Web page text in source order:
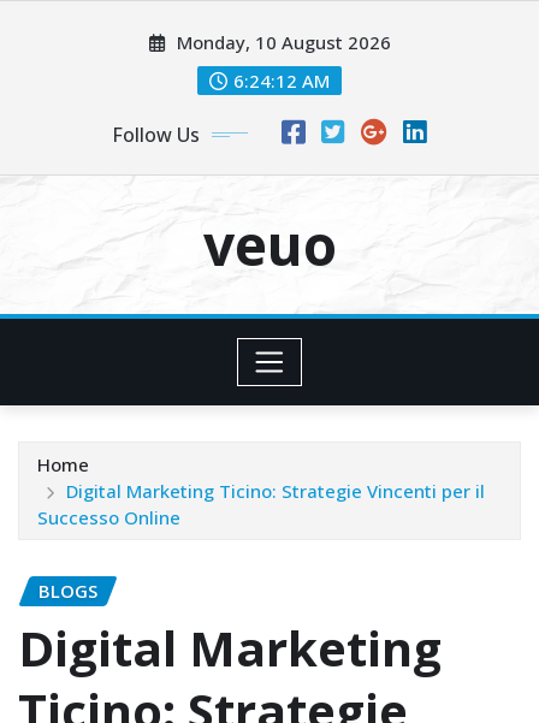
Monday, 10 August 2026
6:24:13 AM
Follow Us
veuo
Home
Digital Marketing Ticino: Strategie Vincenti per il
Successo Online
BLOGS
Digital Marketing